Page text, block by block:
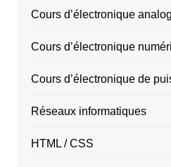
Cours d’électronique
Cours d’électronique
Cours d’électronique de
Réseaux informatiques
HTML / CSS